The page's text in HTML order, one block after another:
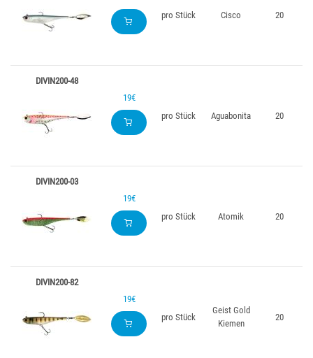
pro Stück
Cisco 20
DIVIN200-48
19€
pro Stück
Aguabonita 20
DIVIN200-03
19€
pro Stück
Atomik 20
DIVIN200-82
19€
pro Stück
Geist Gold
Kiemen
20